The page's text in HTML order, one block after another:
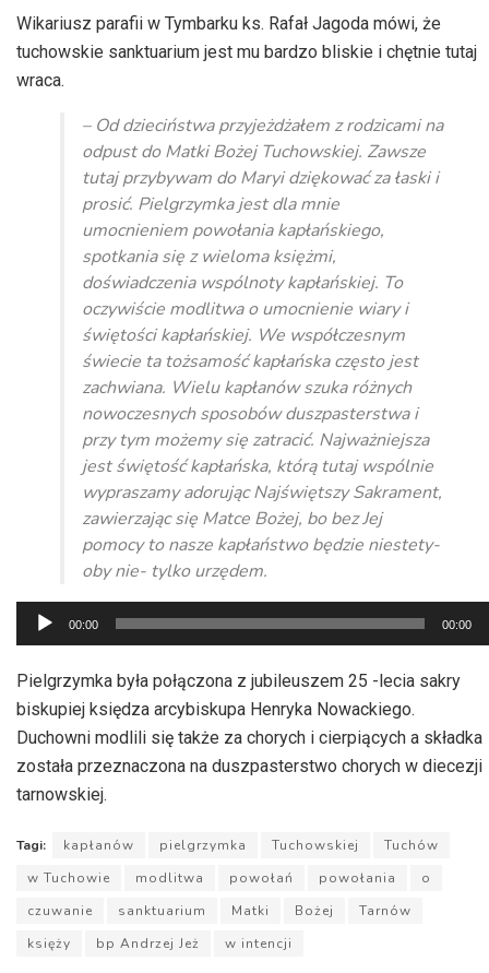
dźwiękowych
Wikariusz parafii w Tymbarku ks. Rafał Jagoda mówi, że
tuchowskie sanktuarium jest mu bardzo bliskie i chętnie tutaj
wraca.
– Od dzieciństwa przyjeżdżałem z rodzicami na
odpust do Matki Bożej Tuchowskiej. Zawsze
tutaj przybywam do Maryi dziękować za łaski i
prosić. Pielgrzymka jest dla mnie
umocnieniem powołania kapłańskiego,
spotkania się z wieloma księżmi,
doświadczenia wspólnoty kapłańskiej. To
oczywiście modlitwa o umocnienie wiary i
świętości kapłańskiej. We współczesnym
świecie ta tożsamość kapłańska często jest
zachwiana. Wielu kapłanów szuka różnych
nowoczesnych sposobów duszpasterstwa i
przy tym możemy się zatracić. Najważniejsza
jest świętość kapłańska, którą tutaj wspólnie
wypraszamy adorując Najświętszy Sakrament,
zawierzając się Matce Bożej, bo bez Jej
pomocy to nasze kapłaństwo będzie niestety-
oby nie- tylko urzędem.
Odtwarzacz
plików
dźwiękowych
00:00 00:00
Pielgrzymka była połączona z jubileuszem 25 -lecia sakry
biskupiej księdza arcybiskupa Henryka Nowackiego.
Duchowni modlili się także za chorych i cierpiących a składka
została przeznaczona na duszpasterstwo chorych w diecezji
tarnowskiej.
Tagi: kapłanów pielgrzymka Tuchowskiej
Tuchów
w Tuchowie
modlitwa powołań powołania
o
czuwanie
sanktuarium Matki Bożej
Tarnów
księży
bp Andrzej Jeż w intencji